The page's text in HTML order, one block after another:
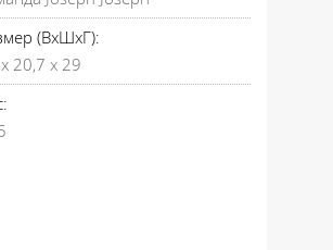
(ВхШхГ):
20,7 x 29